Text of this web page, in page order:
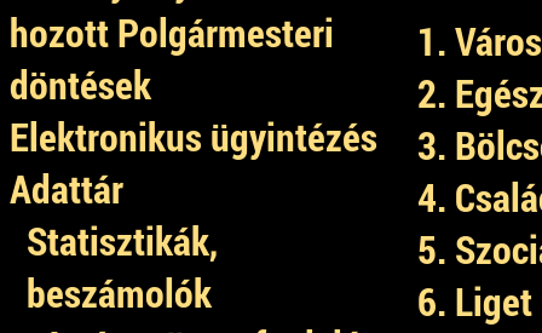
hozott Polgármesteri
döntések
Elektronikus ügyintézés
Adattár
Statisztikák,
beszámolók
1.
2.
3.
4.
5.
6.